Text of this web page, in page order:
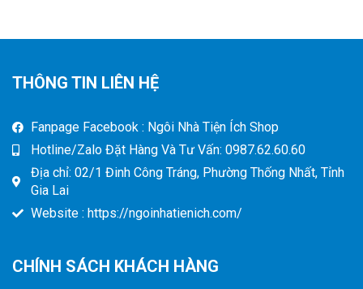
THÔNG TIN LIÊN HỆ
Fanpage Facebook : Ngôi Nhà Tiện Ích Shop
Hotline/Zalo Đặt Hàng Và Tư Vấn: 0987.62.60.60
Địa chỉ: 02/1 Đinh Công Tráng, Phường Thống Nhất, Tỉnh
Gia Lai
Website : https://ngoinhatienich.com/
CHÍNH SÁCH KHÁCH HÀNG